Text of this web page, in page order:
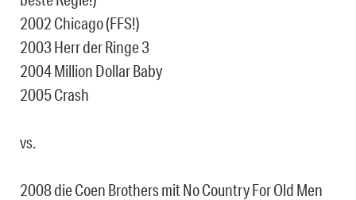
2002 Chicago (FFS!)
2003 Herr der Ringe 3
2004 Million Dollar Baby
2005 Crash
vs.
2008 die Coen Brothers mit No Country For Old Men